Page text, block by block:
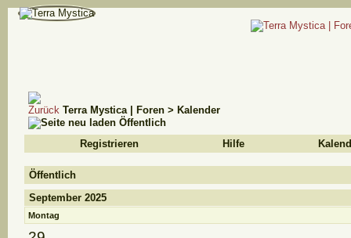
Terra Mystica | Foren > Kalender
Öffentlich
Registrieren
Hilfe
Öffentlich
September 2025
Montag